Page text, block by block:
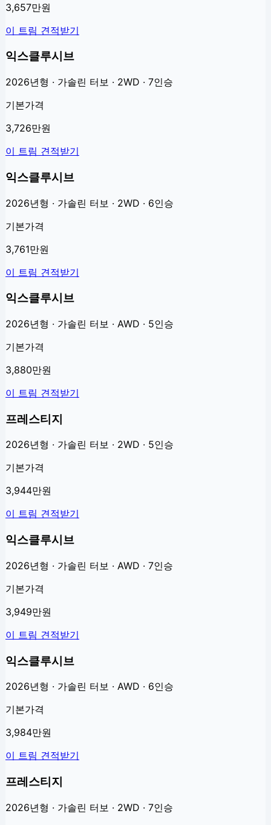
3,657만원
이 트림 견적받기
익스클루시브
2026년형 · 가솔린 터보 · 2WD · 7인승
기본가격
3,726만원
이 트림 견적받기
익스클루시브
2026년형 · 가솔린 터보 · 2WD · 6인승
기본가격
3,761만원
이 트림 견적받기
익스클루시브
2026년형 · 가솔린 터보 · AWD · 5인승
기본가격
3,880만원
이 트림 견적받기
프레스티지
2026년형 · 가솔린 터보 · 2WD · 5인승
기본가격
3,944만원
이 트림 견적받기
익스클루시브
2026년형 · 가솔린 터보 · AWD · 7인승
기본가격
3,949만원
이 트림 견적받기
익스클루시브
2026년형 · 가솔린 터보 · AWD · 6인승
기본가격
3,984만원
이 트림 견적받기
프레스티지
2026년형 · 가솔린 터보 · 2WD · 7인승